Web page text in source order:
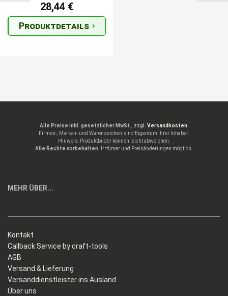
28,44 €
Produktdetails
Alle Preise inkl. gesetzlicher MwSt., zzgl. Versandkosten.
Firmen-, Marken- und Warenzeichen sind Eigentum ihrer Inhaber.
Hinweis: Produktbilder können leicht abweichen.
Alle Rechte vorbehalten. Irrtümer und Preisänderungen möglich.
MEHR ÜBER...
Kontakt
Callback Service by craft-tools
AGB
Versand & Lieferung
Versanddienstleister ins Ausland
Über uns